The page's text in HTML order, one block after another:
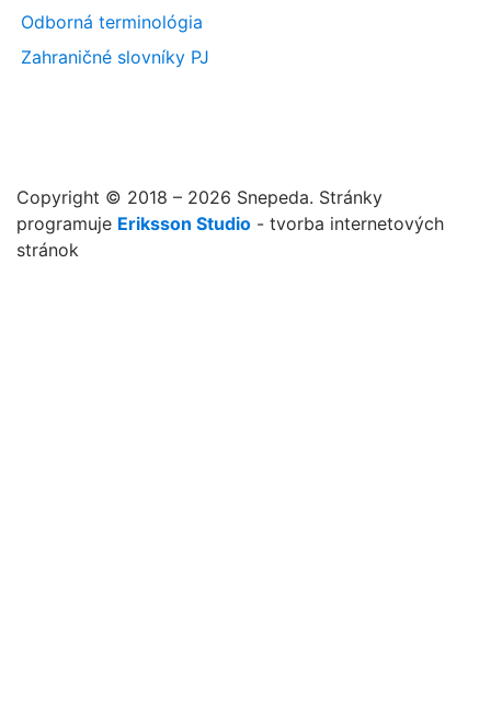
Odborná terminológia
Zahraničné slovníky PJ
Copyright © 2018 – 2026 Snepeda. Stránky
programuje Eriksson Studio - tvorba internetových
stránok